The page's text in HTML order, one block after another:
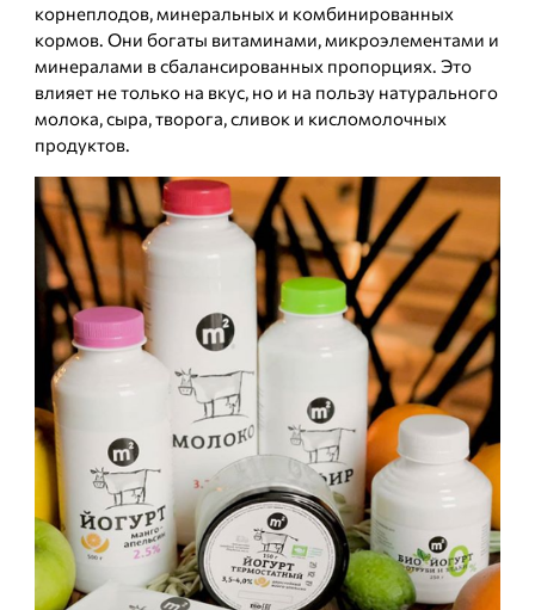
корнеплодов, минеральных и комбинированных
кормов. Они богаты витаминами, микроэлементами и
минералами в сбалансированных пропорциях. Это
влияет не только на вкус, но и на пользу натурального
молока, сыра, творога, сливок и кисломолочных
продуктов.